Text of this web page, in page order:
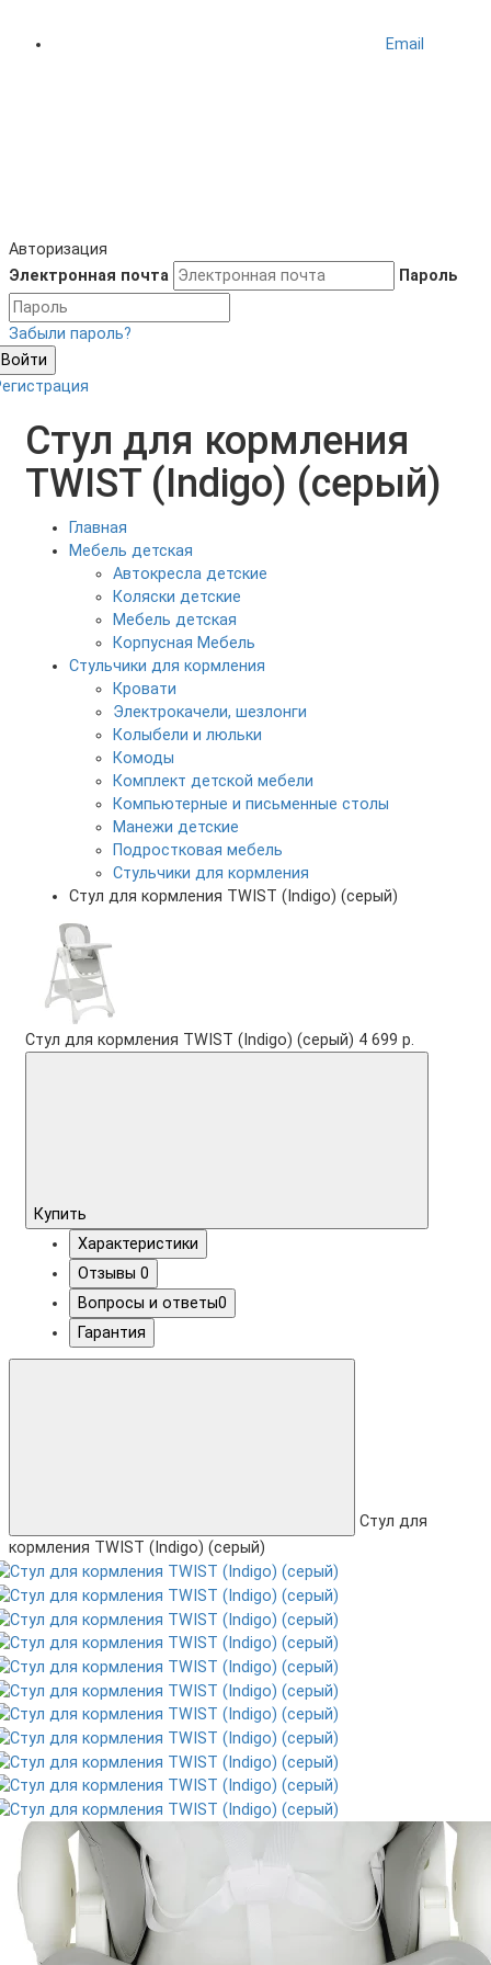
Email
Авторизация
Электронная почта
Пароль
Забыли пароль?
Войти
Стул для кормления
TWIST (Indigo) (серый)
Главная
Мебель детская
Автокресла детские
Коляски детские
Мебель детская
Корпусная Мебель
Стульчики для кормления
Кровати
Электрокачели, шезлонги
Колыбели и люльки
Комоды
Комплект детской мебели
Компьютерные и письменные столы
Манежи детские
Подростковая мебель
Стульчики для кормления
Стул для кормления TWIST (Indigo) (серый)
Стул для кормления TWIST (Indigo) (серый) 4 699 р.
Купить
Характеристики
Отзывы 0
Вопросы и ответы0
Гарантия
Стул для
кормления TWIST (Indigo) (серый)